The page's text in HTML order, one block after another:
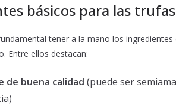
básicos para las
tener a la mano los
Entre ellos destacan:
de buena calidad (puede ser